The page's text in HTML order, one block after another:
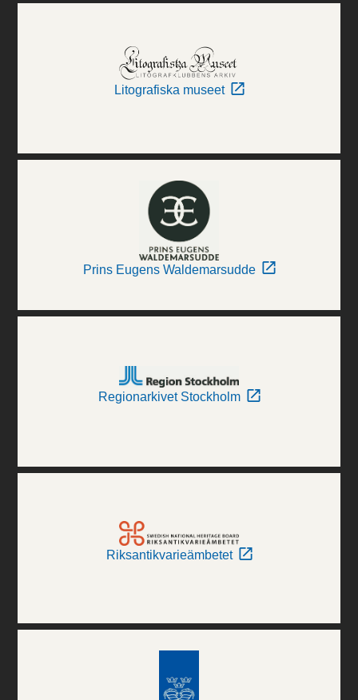
Litografiska museet
Prins Eugens Waldemarsudde
Regionarkivet Stockholm
Riksantikvarieämbetet